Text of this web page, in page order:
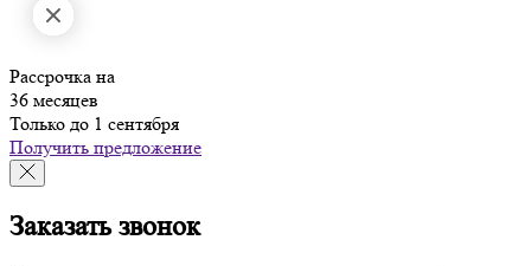
Рассрочка на
36 месяцев
Только до 1 сентября
Получить предложение
Заказать звонок